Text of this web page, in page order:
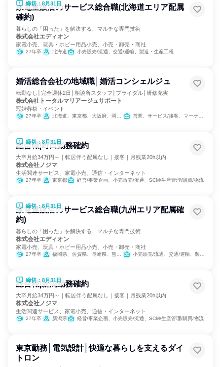
締切：8月31日
家電量販店のサービス総合職(北海道エリア配属
確約)
暮らしの「困った」を解決する、マルチな専門技術
株式会社エディオン
家電小売、玩具・ホビー用品小売、小売・卸売・商社
27年卒 北海道 小売販売/流通、交通/運輸、製造・生産工程
婚活総合会社の地域職│婚活コンシェルジュ
転勤なし│完全週休2日│相談所スタッフ│ブライダル│研修充実
株式会社トータルマリアージュサポート
冠婚葬祭・イベント
27年卒 北海道、東京都、大阪府、岡山県、大分県 営業、サービス/接客、マーケティング・広告・宣伝
締切：8月31日
総合職|町田勤務確約
大卒月給34万円～｜転居伴う配属なし｜接客｜月残業20h以内
株式会社ノジマ
生活関連サービス、家電小売、通信・インターネット
27年卒 東京都 経営/事業企画、小売販売/流通、SCM/生産管理/購買/物流
締切：8月31日
家電量販店のサービス総合職(九州エリア配属確
約)
暮らしの「困った」を解決する、マルチな専門技術
株式会社エディオン
家電小売、玩具・ホビー用品小売、小売・卸売・商社
27年卒 福岡県、佐賀県、長崎県、熊本県、大分県、宮崎県、鹿児島県 小売販売/流通、交通/運輸、製造・生産工程
締切：8月31日
総合職|新潟勤務確約
大卒月給34万円～｜転居伴う配属なし｜接客｜月残業20h以内
株式会社ノジマ
生活関連サービス、家電小売、通信・インターネット
27年卒 新潟県 経営/事業企画、小売販売/流通、SCM/生産管理/購買/物流
東京勤務│電気設計│快適な暮らしを支えるダイ
トロン